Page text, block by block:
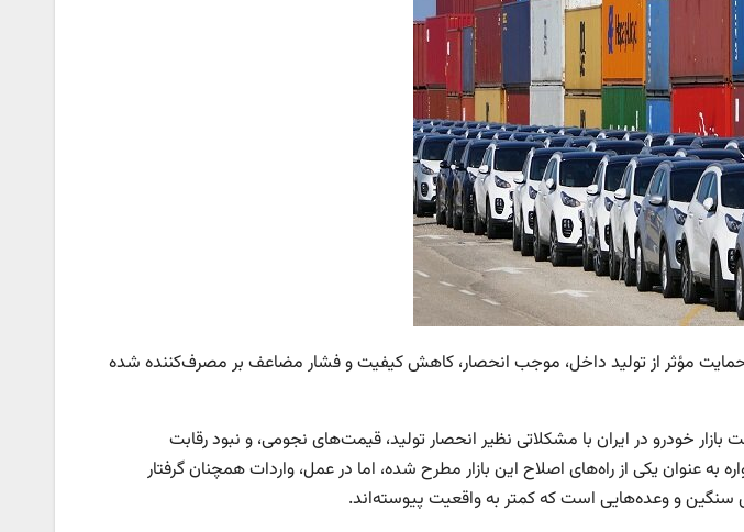
حمایت مؤثر از تولید داخل، موجب انحصار، کاهش کیفیت و فشار مضاعف بر مصرف‌کننده شده
خودرو در ایران با مشکلاتی نظیر انحصار تولید، قیمت‌های نجومی، و نبود رقابت
عنوان یکی از راه‌های اصلاح این بازار مطرح شده، اما در عمل، واردات همچنان گرفتار
و وعده‌هایی است که کمتر به واقعیت پیوسته‌اند.